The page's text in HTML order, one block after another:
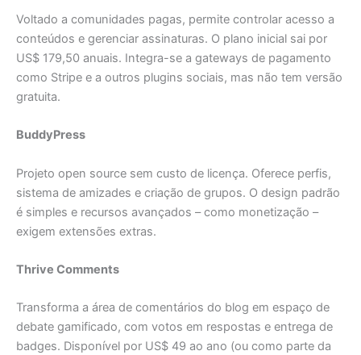
Voltado a comunidades pagas, permite controlar acesso a
conteúdos e gerenciar assinaturas. O plano inicial sai por
US$ 179,50 anuais. Integra-se a gateways de pagamento
como Stripe e a outros plugins sociais, mas não tem versão
gratuita.
BuddyPress
Projeto open source sem custo de licença. Oferece perfis,
sistema de amizades e criação de grupos. O design padrão
é simples e recursos avançados – como monetização –
exigem extensões extras.
Thrive Comments
Transforma a área de comentários do blog em espaço de
debate gamificado, com votos em respostas e entrega de
badges. Disponível por US$ 49 ao ano (ou como parte da